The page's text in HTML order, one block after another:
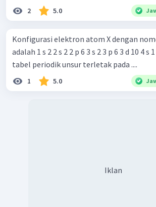
2 5.0
Konfigurasi elektron atom X dengan
adalah 1 s 2 2 s 2 2 p 6 3 s 2 3 p 6 3 d 10 4 s 1 . Atom X dalam
tabel periodik unsur terletak pada ....
1 5.0
Iklan